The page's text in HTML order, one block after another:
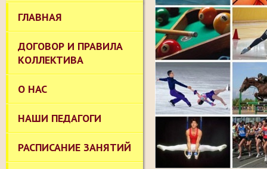
ГЛАВНАЯ
ДОГОВОР И ПРАВИЛА
КОЛЛЕКТИВА
О НАС
НАШИ ПЕДАГОГИ
РАСПИСАНИЕ ЗАНЯТИЙ